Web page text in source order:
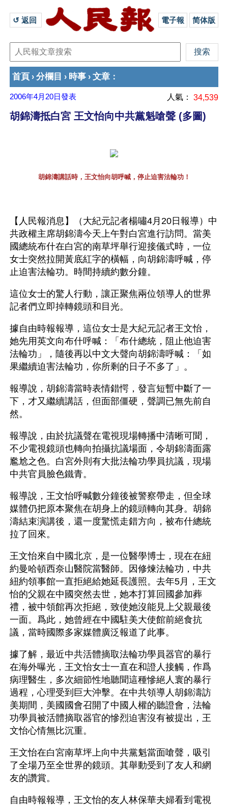
↺ 返回 電子報 简体版
首頁 › 分欄目 › 時事 › 文章 ：
2006年4月20日發表 人氣： 34,539
胡錦濤抵白宮 王文怡向中共黨魁嗆聲 (多圖)
胡錦濤講話時，王文怡向胡呼喊，停止迫害法輪功！
【人民報消息】（大紀元記者楊嘯4月20日報導）中
共政權主席胡錦濤今天上午對白宮進行訪問。當美
國總統布什在白宮的南草坪舉行迎接儀式時，一位
女士突然拉開黃底紅字的橫幅，向胡錦濤呼喊，停
止迫害法輪功。時間持續約數分鐘。
這位女士的驚人行動，讓正聚焦兩位領導人的世界
記者們立即掉轉鏡頭和目光。
據自由時報報導，這位女士是大紀元記者王文怡，
她先用英文向布什呼喊：「布什總統，阻止他迫害
法輪功」，隨後再以中文大聲向胡錦濤呼喊：「如
果繼續迫害法輪功，你所剩的日子不多了」。
報導說，胡錦濤當時表情錯愕，發言短暫中斷了一
下，才又繼續講話，但面部僵硬，聲調已無先前自
然。
報導說，由於抗議聲在電視現場轉播中清晰可聞，
不少電視鏡頭也轉向拍攝抗議場面，令胡錦濤面露
尷尬之色。白宮外則有大批法輪功學員抗議，現場
中共官員臉色鐵青。
報導說，王文怡呼喊數分鐘後被警察帶走，但全球
媒體仍把原本聚焦在胡身上的鏡頭轉向其身。胡錦
濤結束演講後，還一度驚慌走錯方向，被布什總統
拉了回來。
王文怡來自中國北京，是一位醫學博士，現在在紐
約曼哈頓西奈山醫院當醫師。因修煉法輪功，中共
紐約領事館一直拒絕給她延長護照。去年5月，王文
怡的父親在中國突然去世，她本打算回國參加葬
禮，被中領館再次拒絕，致使她沒能見上父親最後
一面。爲此，她曾經在中國駐美大使館前絕食抗
議，當時國際多家媒體廣泛報道了此事。
據了解，最近中共活體摘取法輪功學員器官的暴行
在海外曝光，王文怡女士一直在和證人接觸，作爲
病理醫生，多次細節性地聽聞這種慘絕人寰的暴行
過程，心理受到巨大沖擊。在中共領導人胡錦濤訪
美期間，美國國會召開了中國人權的聽證會，法輪
功學員被活體摘取器官的慘烈迫害沒有被提出，王
文怡心情無比沉重。
王文怡在白宮南草坪上向中共黨魁當面嗆聲，吸引
了全場乃至全世界的鏡頭。其舉動受到了友人和網
友的讚賞。
自由時報報導，王文怡的友人林保華夫婦看到電視